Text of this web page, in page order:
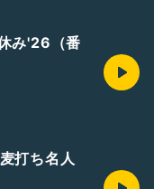
み'26（番
打ち名人